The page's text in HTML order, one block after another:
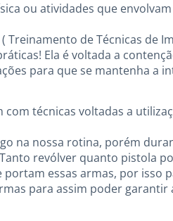
ou atividades que
Treinamento de Técnicas de
Ela é voltada a
para que se mantenha a
técnicas voltadas a
na nossa rotina, porém
revólver quanto pistola
essas armas, por isso
para assim poder garantir